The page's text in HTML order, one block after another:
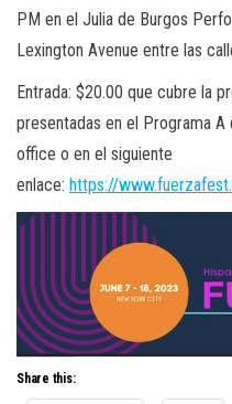
PM en el Julia de Burgos
Lexington Avenue entre las
Entrada: $20.00 que cubre la
presentadas en el Programa
office o en el siguiente
enlace: https://
Share this: